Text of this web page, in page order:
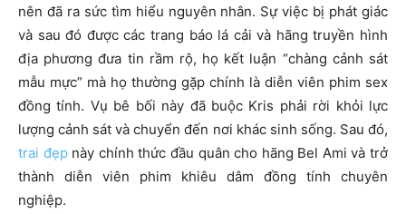
nên đã ra sức tìm hiểu nguyên nhân. Sự việc bị phát giác
và sau đó được các trang báo lá cải và hãng truyền hình
địa phương đưa tin rầm rộ, họ kết luận “chàng cảnh sát
mẫu mực” mà họ thường gặp chính là diễn viên phim sex
đồng tính. Vụ bê bối này đã buộc Kris phải rời khỏi lực
lượng cảnh sát và chuyển đến nơi khác sinh sống. Sau đó,
trai đẹpnày chính thức đầu quân cho hãng Bel Ami và trở
thành diễn viên phim khiêu dâm đồng tính chuyên
nghiệp.